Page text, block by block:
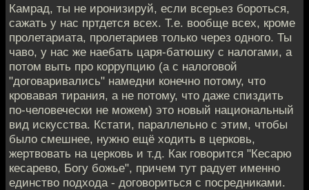
Камрад, ты не иронизируй, если всерьез бороться,
сажать у нас пртдется всех. Т.е. вообще всех, кроме
пролетариата, пролетариев только через одного. Ты
чаво, у нас же наебать царя-батюшку с налогами, а
потом выть про коррупцию (а с налоговой
"договаривались" намедни конечно потому, что
кровавая тирания, а не потому, что даже спиздить
по-человечески не можем) это новый национальный
вид искусства. Кстати, параллельно с этим, чтобы
было смешнее, нужно ещё ходить в церковь,
жертвовать на церковь и т.д. Как говорится "Кесарю
кесарево, Богу божье", причем тут радует именно
единство подхода - договориться с посредниками.